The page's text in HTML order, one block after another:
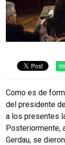
Como es de
del presidente
a los presentes
Posteriormente,
Gerdau, se